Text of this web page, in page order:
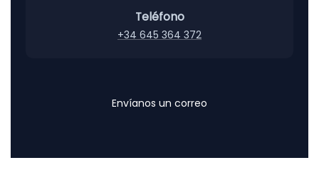
€
Teléfono
+34 645 364 372
Envíanos un correo